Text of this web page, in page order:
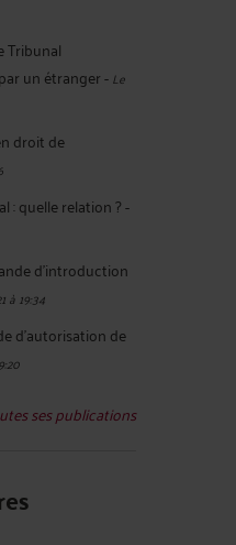
Tribunal
un étranger-Le
droit de
: quelle relation ?-
d'introduction
à 19:34
d'autorisation de
ses publications